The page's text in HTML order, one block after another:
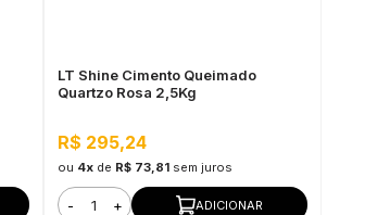
LT Shine Cimento Queimado
Quartzo Rosa 2,5Kg
R$ 295,24
ou 4xde R$ 73,81 sem juros
- + ADICIONAR